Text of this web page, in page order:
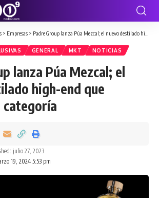
> Empresas > Padre Group lanza Púa Mezcal; el nuevo destilado high-end que romperá la categoría
GENERAL MKT NOTICIAS
lanza Púa Mezcal; el
high-end que
categoría
19, 2024 5:53 pm
julio 27, 2023